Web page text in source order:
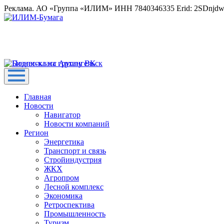
Реклама. АО «Группа «ИЛИМ» ИНН 7840346335 Erid:
Главная
Новости
Навигатор
Новости компаний
Регион
Энергетика
Транспорт и связь
Стройиндустрия
ЖКХ
Агропром
Лесной комплекс
Экономика
Ретроспектива
Промышленность